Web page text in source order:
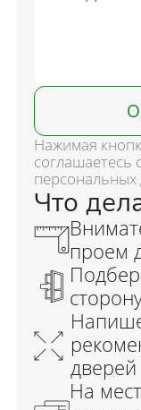
Нажимая
соглашаетесь